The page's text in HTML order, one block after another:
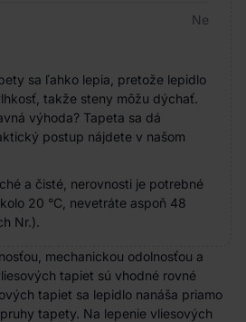
Ne
sa ľahko lepia, pretože lepidlo
takže steny môžu dýchať.
výhoda? Tapeta sa dá
postup nájdete v našom
a čisté, nerovnosti je potrebné
20 °C, nevetráte aspoň 48
Nr.).
mechanickou odolnosťou a
tapiet sú vhodné rovné
tapiet sa lepidlo nanáša priamo
tapety. Na lepenie vliesových